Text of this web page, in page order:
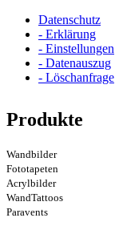
Datenschutz
- Erklärung
- Einstellungen
- Datenauszug
- Löschanfrage
Produkte
Wandbilder
Fototapeten
Acrylbilder
WandTattoos
Paravents